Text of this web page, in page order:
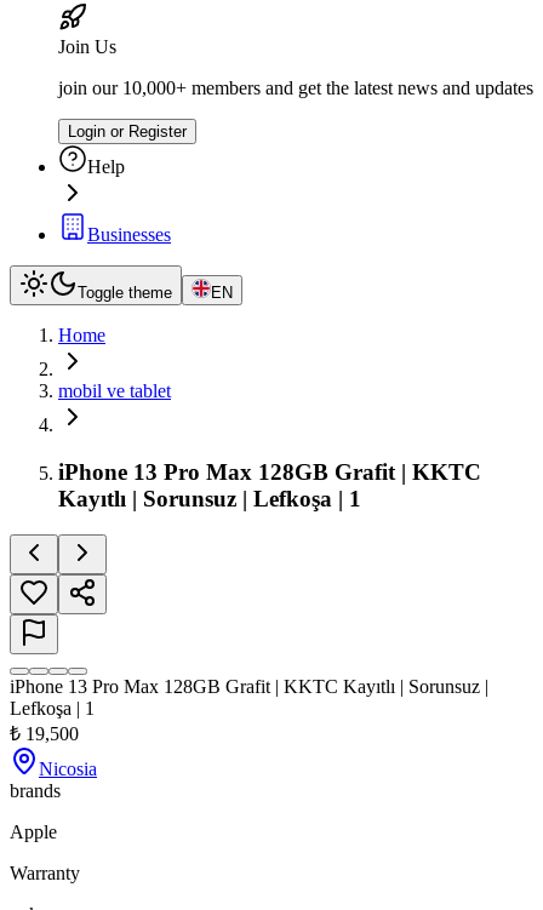
Join Us
join our 10,000+ members and get the latest news and updates
Login or Register
Help
Businesses
Toggle theme EN
Home
mobil ve tablet
iPhone 13 Pro Max 128GB Grafit | KKTC
Kayıtlı | Sorunsuz | Lefkoşa | 1
iPhone 13 Pro Max 128GB Grafit | KKTC Kayıtlı | Sorunsuz |
Lefkoşa | 1
₺ 19,500
Nicosia
brands
Apple
Warranty